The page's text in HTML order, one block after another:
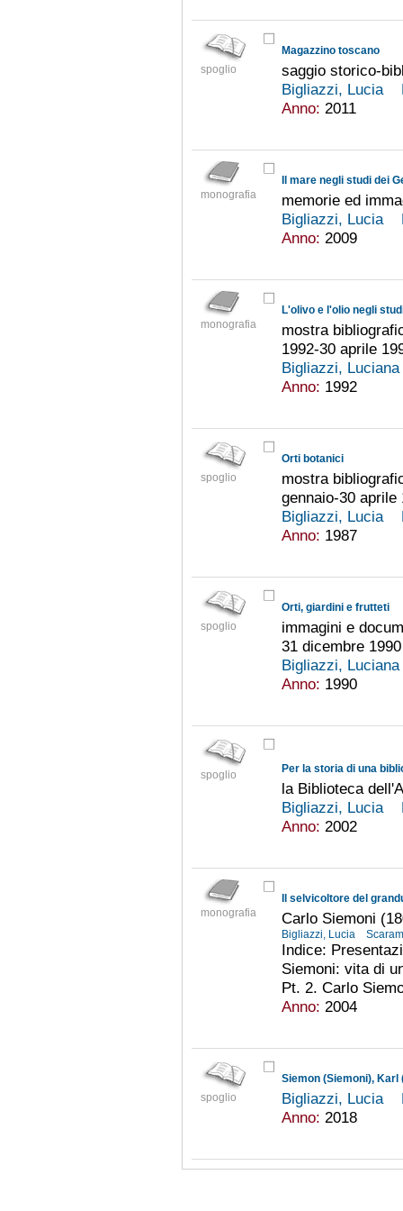
spoglio
Magazzino toscano
saggio storico-
Bigliazzi, Lucia
Anno: 2011
monografia
Il mare negli studi dei
memorie ed
Bigliazzi, Lucia
Anno: 2009
monografia
L'olivo e l'olio negli
mostra
1992-30 aprile
Bigliazzi, Luciana
Anno: 1992
spoglio
Orti botanici
mostra
gennaio-30 aprile
Bigliazzi, Lucia
Anno: 1987
spoglio
Orti, giardini e frutteti
immagini e
31 dicembre 1990
Bigliazzi, Luciana
Anno: 1990
spoglio Per la storia di una
la Biblioteca
Bigliazzi, Lucia
Anno: 2002
monografia
Il selvicoltore del
Carlo Siemoni
Bigliazzi, Lucia
Indice:
Siemoni: vita di
Pt. 2. Carlo
Anno: 2004
spoglio
Siemon (Siemoni), Karl
Bigliazzi, Lucia
Anno: 2018